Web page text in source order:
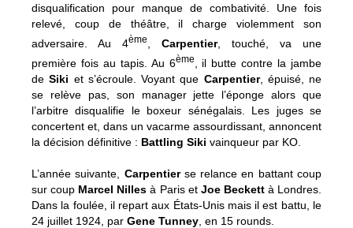
disqualification pour manque de combativité. Une fois
relevé, coup de théâtre, il charge violemment son
adversaire. Au 4ème Carpentier, touché, va une
première fois au tapis. Au 6ème
, il butte contre la jambe
deSiki et s’écroule. Voyant que Carpentier, épuisé, ne
se relève pas, son manager jette l’éponge alors que
l’arbitre disqualifie le boxeur sénégalais. Les juges se
concertent et, dans un vacarme assourdissant, annoncent
la décision définitive : Battling Siki vainqueur par KO.
L’année suivante, Carpentierse relance en battant coup
sur coup Marcel Nilles à Paris et Joe Beckettà Londres.
Dans la foulée, il repart aux États-Unis mais il est battu, le
24 juillet 1924, par Gene Tunney , en 15 rounds.